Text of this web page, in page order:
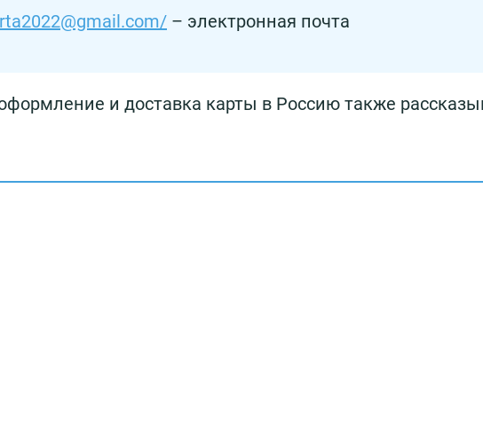
– электронная почта
и доставка карты в Россию также